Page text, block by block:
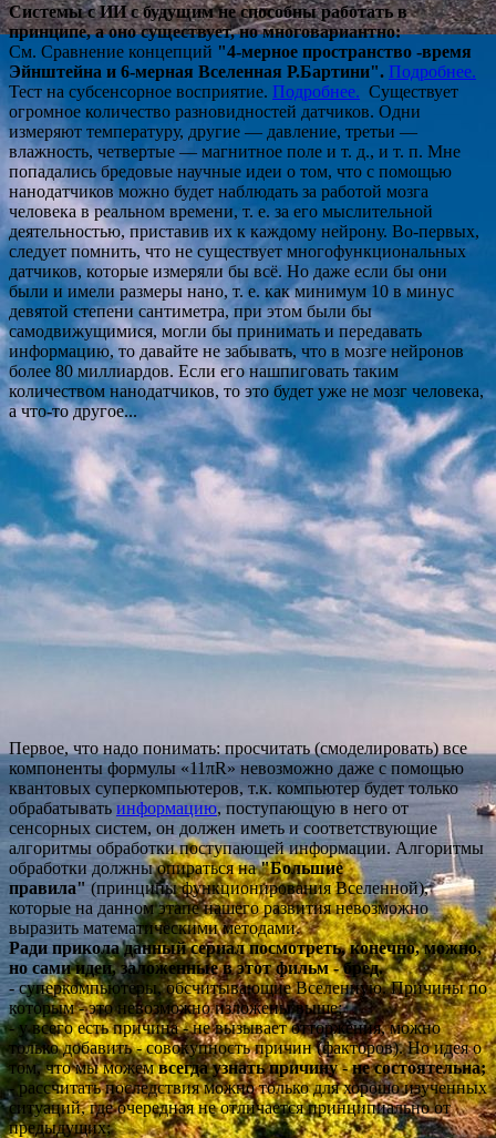
Системы с ИИ с будущим не способны работать в
принципе, а оно существует, но многовариантно:
См. Сравнение концепций "4-мерное пространство -время
Эйнштейна и 6-мерная Вселенная Р.Бартини". Подробнее.
Тест на субсенсорное восприятие. Подробнее. Существует
огромное количество разновидностей датчиков. Одни
измеряют температуру, другие — давление, третьи —
влажность, четвертые — магнитное поле и т. д., и т. п. Мне
попадались бредовые научные идеи о том, что с помощью
нанодатчиков можно будет наблюдать за работой мозга
человека в реальном времени, т. е. за его мыслительной
деятельностью, приставив их к каждому нейрону. Во-первых,
следует помнить, что не существует многофункциональных
датчиков, которые измеряли бы всё. Но даже если бы они
были и имели размеры нано, т. е. как минимум 10 в минус
девятой степени сантиметра, при этом были бы
самодвижущимися, могли бы принимать и передавать
информацию, то давайте не забывать, что в мозге нейронов
более 80 миллиардов. Если его нашпиговать таким
количеством нанодатчиков, то это будет уже не мозг человека,
а что-то другое...
Первое, что надо понимать: просчитать (смоделировать) все
компоненты формулы «11πR» невозможно даже с помощью
квантовых суперкомпьютеров, т.к. компьютер будет только
обрабатывать информацию, поступающую в него от
сенсорных систем, он должен иметь и соответствующие
алгоритмы обработки поступающей информации. Алгоритмы
обработки должны опираться на"Большие
правила" (принципы функционирования Вселенной),
которые на данном этапе нашего развития невозможно
выразить математическими методами.
Ради прикола данный сериал посмотреть, конечно, можно,
но сами идеи, заложенные в этот фильм - бред.
- суперкомпьютеры, обсчитывающие Вселенную. Причины по
которым - это невозможно изложены выше;
- у всего есть причина - не вызывает отторжения, можно
только добавить - совокупность причин (факторов). Но идея о
том, что мы можемвсегда узнать причину-не состоятельна;
- рассчитать последствия можно только для хорошо изученных
ситуаций, где очередная не отличается принципиально от
предыдущих;